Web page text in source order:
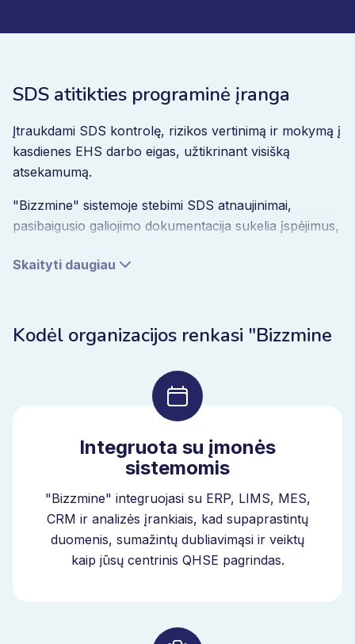
SDS atitikties programinė įranga
Įtraukdami SDS kontrolę, rizikos vertinimą ir mokymą į
kasdienes EHS darbo eigas, užtikrinant visišką
atsekamumą.
"Bizzmine" sistemoje stebimi SDS atnaujinimai,
pasibaigusio galiojimo dokumentacija sukelia įspėjimus,
automatiškai inicijuoja pakartotinio vertinimo darbo
Įterptasis intelektas pavojingų
medžiagų valdyme
Organizacijoms augant, cheminių medžiagų inventorius
plečiasi įvairiose vietose ir jurisdikcijose. Be struktūros
modeliai lieka paslėpti.
"Bizzmine" žvalgybos duomenis tiesiogiai įtraukia į
pavojingų medžiagų valdymo darbo eigą. Nustatote
vietas, kuriose yra padidėjęs poveikis, aptinkate
pasikartojančius sandėliavimo ar tvarkymo
susijusių incidentų tendencijos tampa matomos, todėl
Skaityti daugiau
Kodėl organizacijos renkasi "Bizzmine
Integruota su įmonės
sistemomis
"Bizzmine" integruojasi su ERP, LIMS, MES,
CRM ir analizės įrankiais, kad supaprastintų
duomenis, sumažintų dubliavimąsi ir veiktų
kaip jūsų centrinis QHSE pagrindas.